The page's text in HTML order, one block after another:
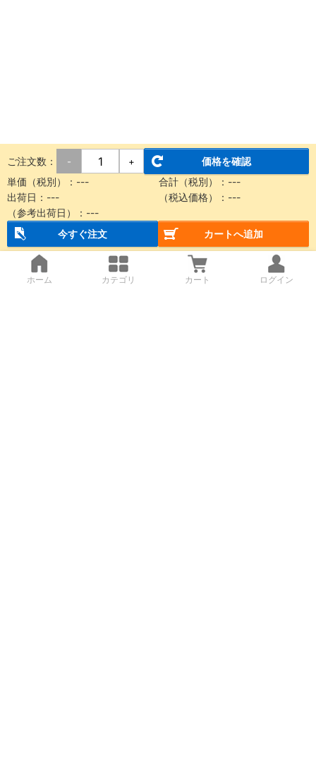
ご注文数： - +
価格を確認
単価（税別）： --- 合計（税別）： ---
出荷日： --- （税込価格）： ---
（参考出荷日）： ---
今すぐ注文
カートへ追加
ホーム カテゴリ カート ログイン